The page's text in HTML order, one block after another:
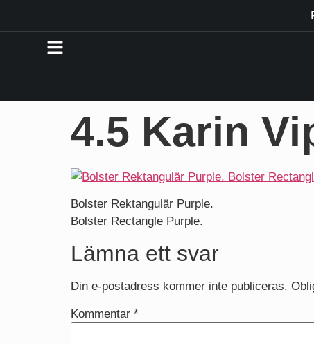
4.5 Karin
Bolster Rektangulär Purple.
Bolster Rectangle Purple.
Lämna ett svar
Din e-postadress kommer inte publiceras.
Kommentar *